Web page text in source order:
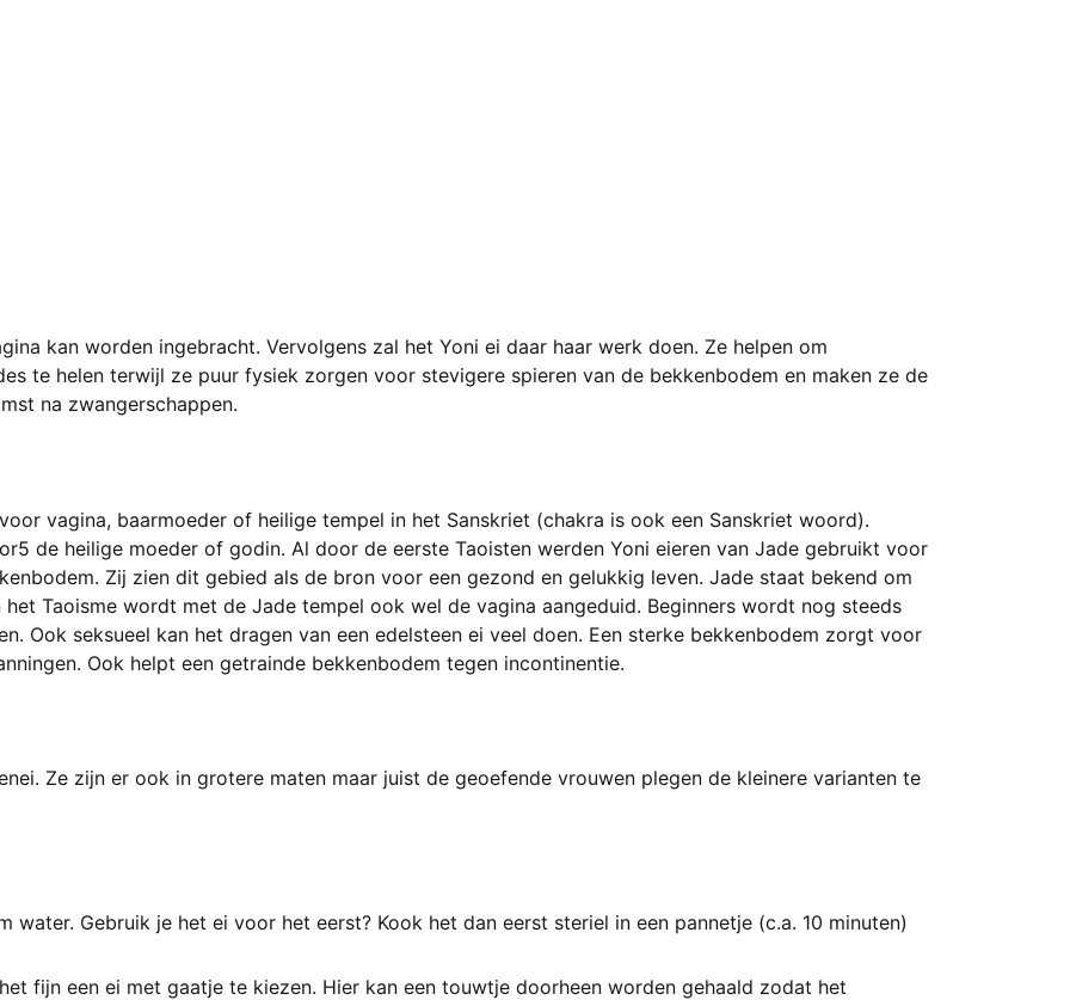
kan worden ingebracht. Vervolgens zal het Yoni ei daar haar werk doen. Ze helpen om
te helen terwijl ze puur fysiek zorgen voor stevigere spieren van de bekkenbodem en maken ze de
na zwangerschappen.
vagina, baarmoeder of heilige tempel in het Sanskriet (chakra is ook een Sanskriet woord).
de heilige moeder of godin. Al door de eerste Taoisten werden Yoni eieren van Jade gebruikt voor
Zij zien dit gebied als de bron voor een gezond en gelukkig leven. Jade staat bekend om
Taoisme wordt met de Jade tempel ook wel de vagina aangeduid. Beginners wordt nog steeds
Ook seksueel kan het dragen van een edelsteen ei veel doen. Een sterke bekkenbodem zorgt voor
Ook helpt een getrainde bekkenbodem tegen incontinentie.
Ze zijn er ook in grotere maten maar juist de geoefende vrouwen plegen de kleinere varianten te
water. Gebruik je het ei voor het eerst? Kook het dan eerst steriel in een pannetje (c.a. 10 minuten)
fijn een ei met gaatje te kiezen. Hier kan een touwtje doorheen worden gehaald zodat het